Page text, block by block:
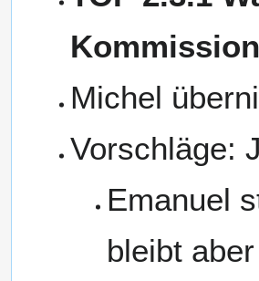
Michel
Vorschläge:
Emanuel
bleibt